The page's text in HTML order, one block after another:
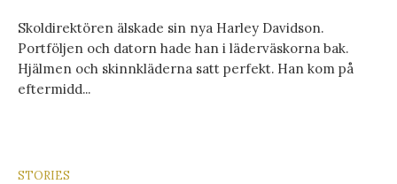
Skoldirektören älskade sin nya Harley Davidson.
Portföljen och datorn hade han i läderväskorna bak.
Hjälmen och skinnkläderna satt perfekt. Han kom på
eftermidd...
STORIES